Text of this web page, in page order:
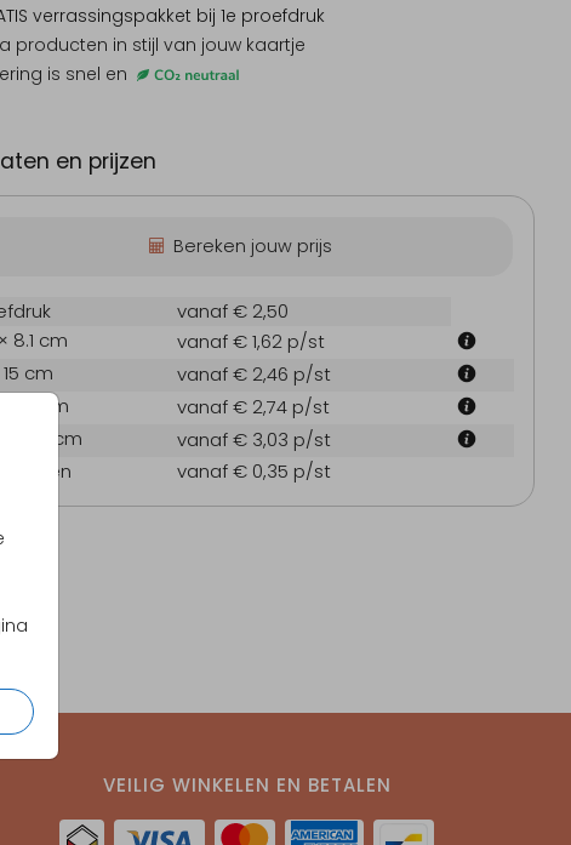
Menukaart Inlegkaart
verrassingspakket bij 1e proefdruk
producten in stijl van jouw kaartje
is snel en
en prijzen
Bereken jouw prijs
vanaf € 2,50
8.1 cm
vanaf € 1,62 p/st
15 cm
vanaf € 2,46 p/st
× 17.1 cm
vanaf € 2,74 p/st
× 21.6 cm
vanaf € 3,03 p/st
vanaf € 0,35 p/st
VEILIG WINKELEN EN BETALEN